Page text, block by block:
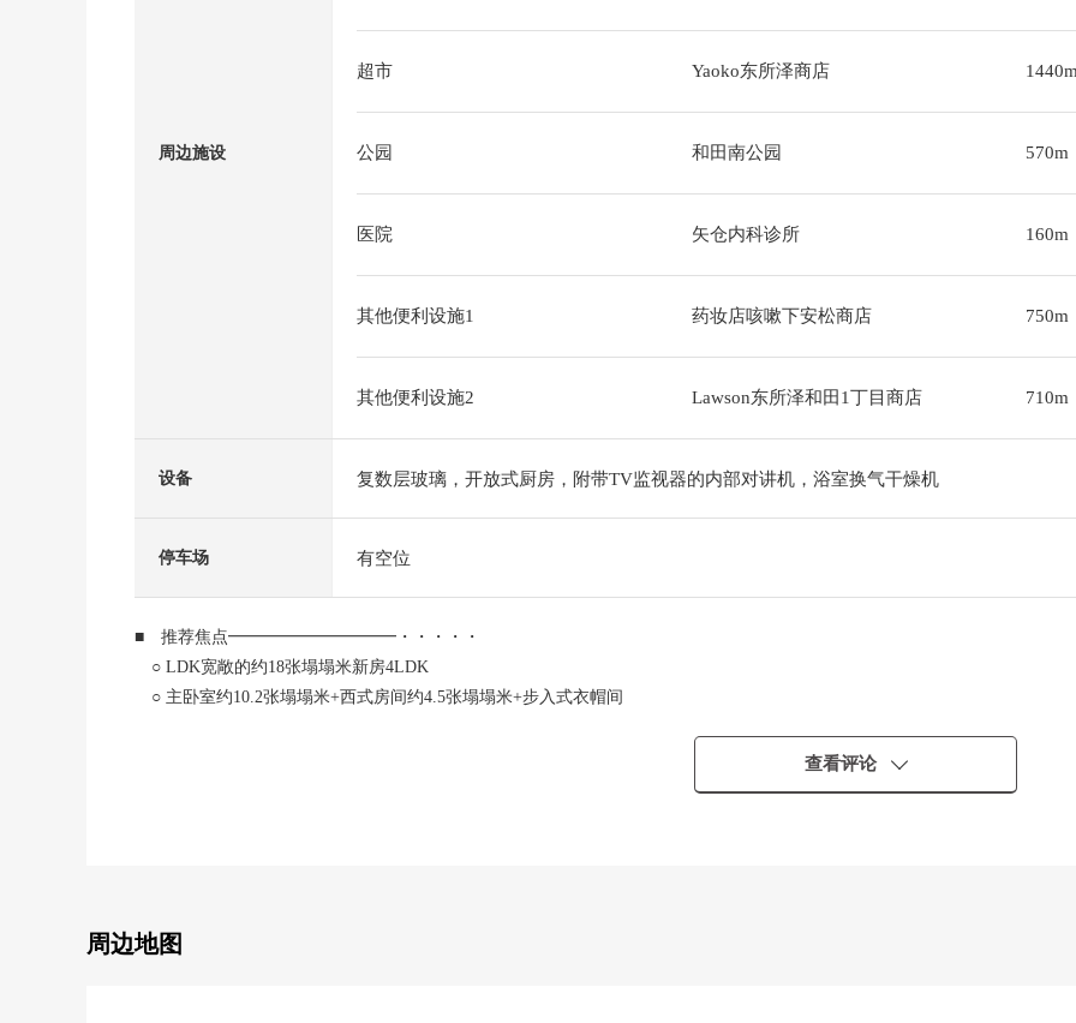
周边施设
超市 Yaoko东所泽商店
公园 和田南公园 570m
医院 矢仓内科诊所 160m
其他便利设施1 药妆店咳嗽下安松商店 750m
其他便利设施2 Lawson东所泽和田1丁目商店 710m
设备 复数层玻璃，开放式厨房，附带TV监视器的内部对讲机，浴室换气干燥机
停车场 有空位
■ 推荐焦点━━━━━━━━━━・・・・・
○ LDK宽敞的约18张塌塌米新房4LDK
○ 主卧室约10.2张塌塌米+西式房间约4.5张塌塌米+步入式衣帽间
○ 3台停车可(出自车型的)
查看评论
周边地图